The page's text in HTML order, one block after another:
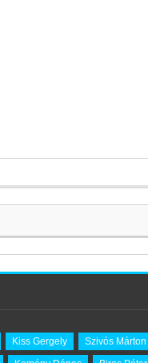
Kiss Gergely
Szivós Márton